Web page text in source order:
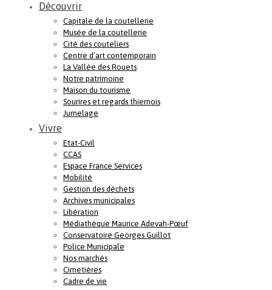
Découvrir
Capitale de la coutellerie
Musée de la coutellerie
Cité des couteliers
Centre d’art contemporain
La Vallée des Rouets
Notre patrimoine
Maison du tourisme
Sourires et regards thiernois
Jumelage
Vivre
Etat-Civil
CCAS
Espace France Services
Mobilité
Gestion des déchets
Archives municipales
Libération
Médiathèque Maurice Adevah-Pœuf
Conservatoire Georges Guillot
Police Municipale
Nos marchés
Cimetières
Cadre de vie